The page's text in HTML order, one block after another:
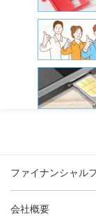
ファイナンシャル
会社概要